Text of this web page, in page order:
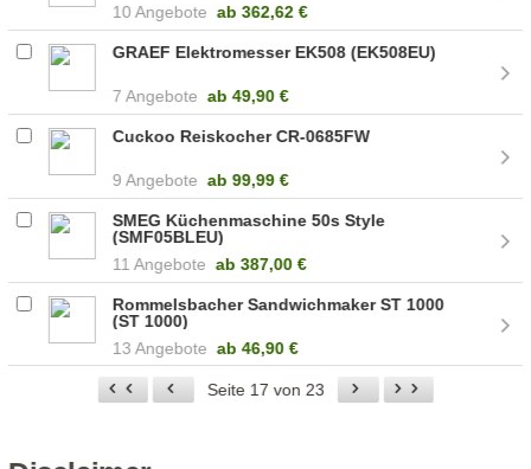
10 Angebote ab 362,62 €
GRAEF Elektromesser EK508 (EK508EU)
7 Angebote ab49,90 €
Cuckoo Reiskocher CR-0685FW
9 Angebote ab 99,99 €
SMEG Küchenmaschine 50s Style
(SMF05BLEU)
11 Angebote ab 387,00 €
Rommelsbacher Sandwichmaker ST 1000
(ST 1000)
13 Angebote ab46,90 €
Seite 17 von 23